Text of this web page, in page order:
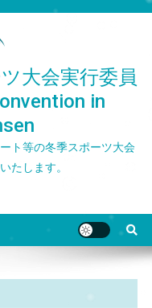
大会実行委員
in
ト等の冬季スポーツ大会
たします。